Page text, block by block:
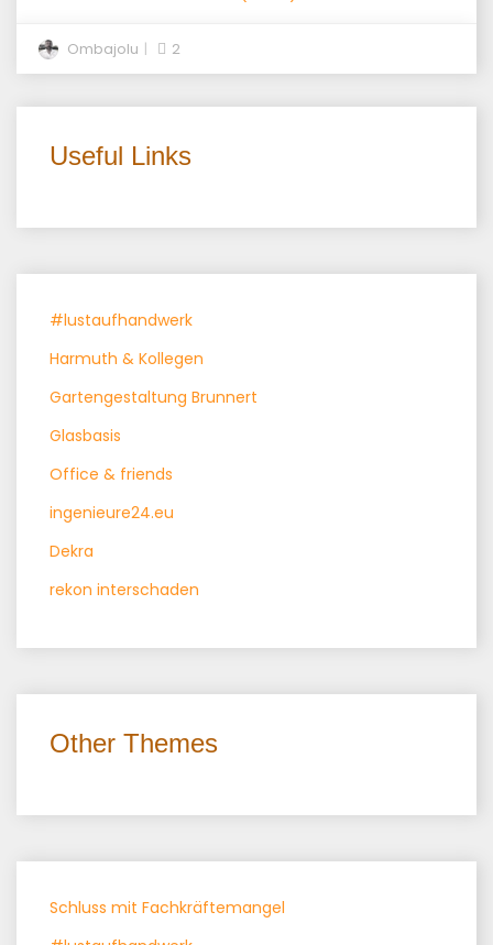
Ombajolu 2
Useful Links
#lustaufhandwerk
Harmuth & Kollegen
Gartengestaltung Brunnert
Glasbasis
Office & friends
ingenieure24.eu
Dekra
rekon interschaden
Other Themes
Schluss mit Fachkräftemangel